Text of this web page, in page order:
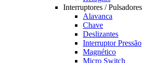
Interruptores / Pulsadores
Alavanca
Chave
Deslizantes
Interruptor Pressão
Magnético
Micro Switch